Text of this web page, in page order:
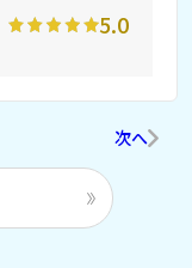
5.0
次へ